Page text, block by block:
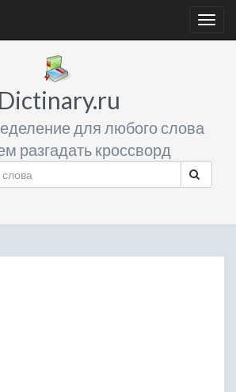
Dictinary.ru
для любого слова
разгадать кроссворд